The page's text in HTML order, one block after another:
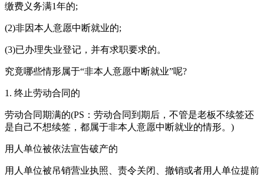
缴费义务满1年的;
(2)非因本人意愿中断就业的;
(3)已办理失业登记，并有求职要求的。
究竟哪些情形属于“非本人意愿中断就业”呢?
1. 终止劳动合同的
劳动合同期满的(PS：劳动合同到期后，不管是老板不续签还
是自己不想续签，都属于非本人意愿中断就业的情形。)
用人单位被依法宣告破产的
用人单位被吊销营业执照、责令关闭、撤销或者用人单位提前